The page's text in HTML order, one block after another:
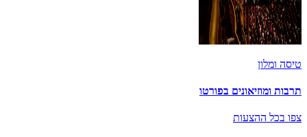
טיסה ומלון
תרבות ומוזיאונים בפורטו
צפו בכל ההצעות